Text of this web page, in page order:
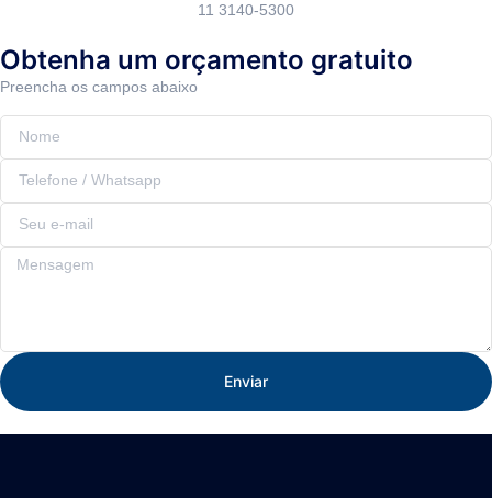
11 3140-5300
Obtenha um orçamento gratuito
Preencha os campos abaixo
Enviar